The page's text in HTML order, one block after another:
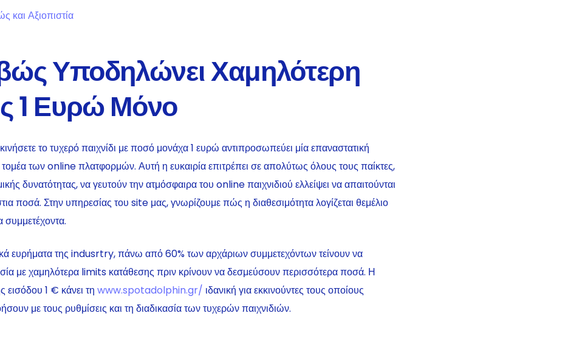
και Αξιοπιστία
Υποδηλώνει Χαμηλότερη
1 Ευρώ Μόνο
το τυχερό παιχνίδι με ποσό μονάχα 1 ευρώ αντιπροσωπεύει μία επαναστατική
των online πλατφορμών. Αυτή η ευκαιρία επιτρέπει σε απολύτως όλους τους παίκτες,
δυνατότητας, να γευτούν την ατμόσφαιρα του online παιχνιδιού ελλείψει να απαιτούνται
ποσά. Στην υπηρεσίας του site μας, γνωρίζουμε πώς η διαθεσιμότητα λογίζεται θεμέλιο
συμμετέχοντα.
ευρήματα της indusrtry, πάνω από 60% των αρχάριων συμμετεχόντων τείνουν να
με χαμηλότερα limits κατάθεσης πριν κρίνουν να δεσμεύσουν περισσότερα ποσά. Η
εισόδου 1 € κάνει τη www.spotadolphin.gr/ ιδανική για εκκινούντες τους οποίους
με τους ρυθμίσεις και τη διαδικασία των τυχερών παιχνιδιών.